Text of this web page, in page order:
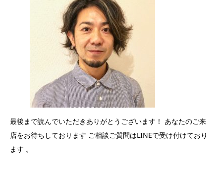
最後まで読んでいただきありがとうございます！ あなたのご来
店をお待ちしております ご相談ご質問はLINEで受け付けており
ます 。